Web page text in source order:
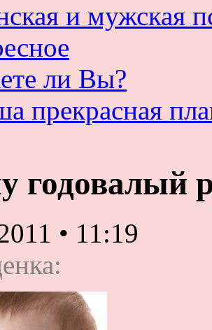
и мужская
ли Вы?
прекрасная
годовалый
• 11:19